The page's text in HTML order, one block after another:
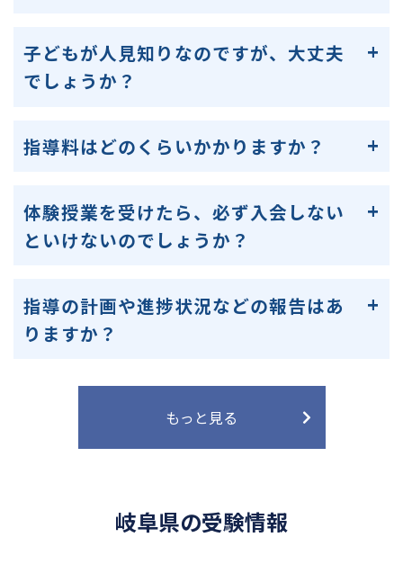
子どもが人見知りなのですが、大丈夫
でしょうか？
指導料はどのくらいかかりますか？
体験授業を受けたら、必ず入会しない
といけないのでしょうか？
指導の計画や進捗状況などの報告はあ
りますか？
もっと見る
岐阜県の受験情報